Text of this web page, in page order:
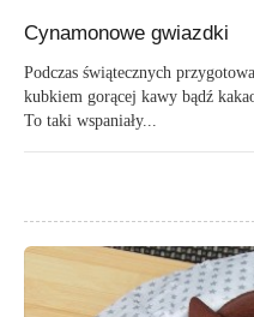
Cynamonowe gwiazdki
Podczas świątecznych
kubkiem gorącej kawy bądź
To taki wspaniały...